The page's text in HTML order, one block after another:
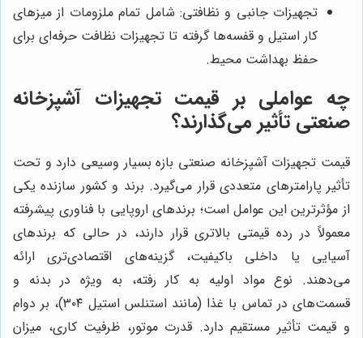
تجهیزات جانبی و نظافتی: شامل تمام ملزومات از میزهای
کار استیل و قفسه‌ها گرفته تا تجهیزات نظافت حرفه‌ای برای
حفظ بهداشت محیط.
چه عواملی بر قیمت تجهیزات آشپزخانه
صنعتی تأثیر می‌گذارند؟
قیمت تجهیزات آشپزخانه صنعتی بازه بسیار وسیعی دارد و تحت
تأثیر پارامترهای متعددی قرار می‌گیرد. برند و کشور سازنده یکی
از مؤثرترین این عوامل است؛ برندهای اروپایی با فناوری پیشرفته
معمولاً در رده قیمتی بالاتری قرار دارند، در حالی که برندهای
آسیایی یا داخلی باکیفیت، گزینه‌های اقتصادی‌تری ارائه
می‌دهند. نوع مواد اولیه به کار رفته، به ویژه در بدنه و
قسمت‌های در تماس با غذا (مانند استنلس استیل ۳۰۴)، بر دوام
و قیمت تأثیر مستقیم دارد. قدرت موتور، ظرفیت کاری، میزان